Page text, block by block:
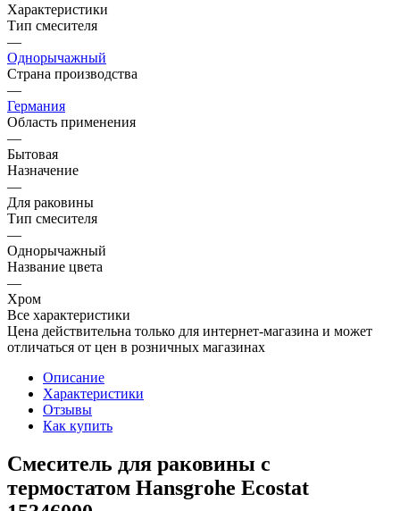
Характеристики
Тип смесителя
—
Однорычажный
Страна производства
—
Германия
Область применения
—
Бытовая
Назначение
—
Для раковины
Тип смесителя
—
Однорычажный
Название цвета
—
Хром
Все характеристики
Цена действительна только для интернет-магазина и может
отличаться от цен в розничных магазинах
Описание
Характеристики
Отзывы
Как купить
Смеситель для раковины с
термостатом Hansgrohe Ecostat